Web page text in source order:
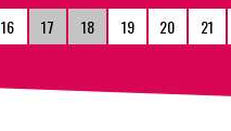
16 17 18 19 20 21